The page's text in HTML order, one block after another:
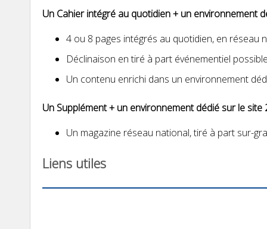
Un Cahier intégré au quotidien + un environnement
4 ou 8 pages intégrés au quotidien, en réseau
Déclinaison en tiré à part événementiel
Un contenu enrichi dans un environnement
Un Supplément + un environnement dédié sur le site
Un magazine réseau national, tiré à part sur-
Liens utiles